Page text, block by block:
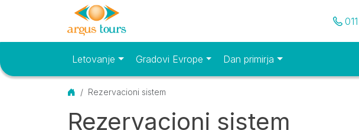
Osnovni meniLetovanje Gradovi Evrope Dan primirja
Početna
Rezervacioni sistem
Rezervacioni sistem